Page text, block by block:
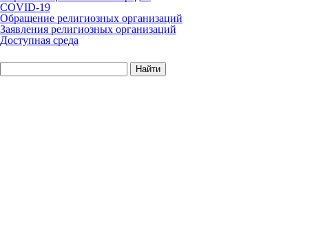
COVID-19
Обращение религиозных организаций
Заявления религиозных организаций
Доступная среда
Найти